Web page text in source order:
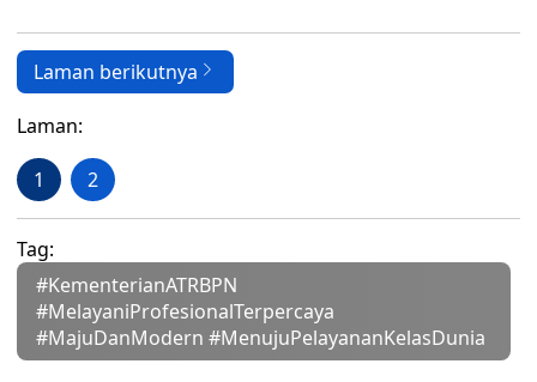
Laman berikutnya
Laman:
1 2
Tag:
#KementerianATRBPN
#MelayaniProfesionalTerpercaya
#MajuDanModern #MenujuPelayananKelasDunia